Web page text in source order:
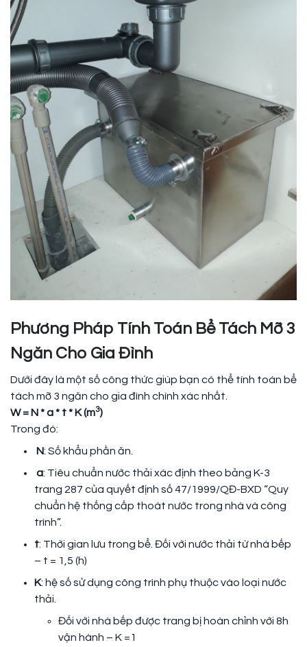
Phương Pháp Tính Toán Bể Tách Mỡ 3
Ngăn Cho Gia Đình
Dưới đây là một số công thức giúp bạn có thể tính toán bể
tách mỡ 3 ngăn cho gia đình chính xác nhất.
W = N * a * t * K (m3)
Trong đó:
N: Số khẩu phần ăn.
a: Tiêu chuẩn nước thải xác định theo bảng K-3
trang 287 của quyết định số 47/1999/QĐ-BXD “Quy
chuẩn hệ thống cấp thoát nước trong nhà và công
trình”.
t: Thời gian lưu trong bể. Đối với nước thải từ nhà bếp
– t = 1,5 (h)
K: hệ số sử dụng công trình phụ thuộc vào loại nước
thải.
Đối với nhà bếp được trang bị hoàn chỉnh với 8h
vận hành – K =1